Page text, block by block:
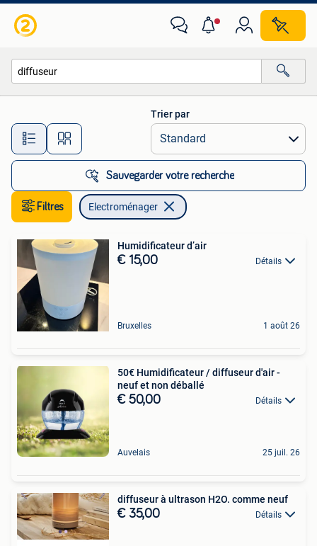
Toutes les distances…
Trier par
Sauvegarder votre recherche
Filtres Electroménager
Humidificateur d’air
€ 15,00 Détails
Bruxelles 1 août 26
50€ Humidificateur / diffuseur d'air -
neuf et non déballé
€ 50,00 Détails
Auvelais 25 juil. 26
diffuseur à ultrason H2O. comme neuf
€ 35,00 Détails